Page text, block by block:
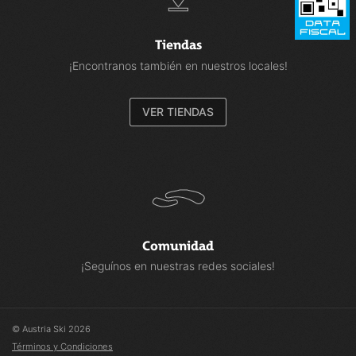
Tiendas
¡Encontranos también en nuestros locales!
VER TIENDAS
Comunidad
¡Seguínos en nuestras redes sociales!
© Austria Ski 2026
Términos y Condiciones